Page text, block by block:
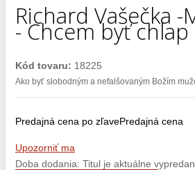
Richard Vašečka
- Chcem byť chlap
Kód tovaru: 18225
Ako byť slobodným a nefalšovaným Božím
Predajná cena po zľavePredajná cena
Upozorniť ma
Doba dodania: Titul je aktuálne